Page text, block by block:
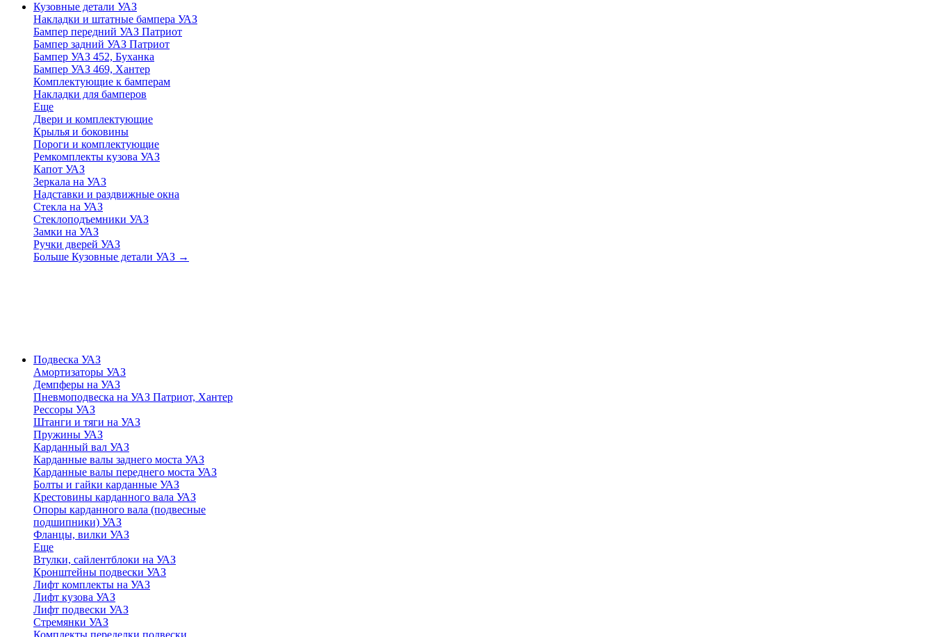
Кузовные детали УАЗ
Накладки и штатные бампера УАЗ
Бампер передний УАЗ Патриот
Бампер задний УАЗ Патриот
Бампер УАЗ 452, Буханка
Бампер УАЗ 469, Хантер
Комплектующие к бамперам
Накладки для бамперов
Еще
Двери и комплектующие
Крылья и боковины
Пороги и комплектующие
Ремкомплекты кузова УАЗ
Капот УАЗ
Зеркала на УАЗ
Надставки и раздвижные окна
Стекла на УАЗ
Стеклоподъемники УАЗ
Замки на УАЗ
Ручки дверей УАЗ
Больше Кузовные детали УАЗ →
Подвеска УАЗ
Амортизаторы УАЗ
Демпферы на УАЗ
Пневмоподвеска на УАЗ Патриот, Хантер
Рессоры УАЗ
Штанги и тяги на УАЗ
Пружины УАЗ
Карданный вал УАЗ
Карданные валы заднего моста УАЗ
Карданные валы переднего моста УАЗ
Болты и гайки карданные УАЗ
Крестовины карданного вала УАЗ
Опоры карданного вала (подвесные
подшипники) УАЗ
Фланцы, вилки УАЗ
Еще
Втулки, сайлентблоки на УАЗ
Кронштейны подвески УАЗ
Лифт комплекты на УАЗ
Лифт кузова УАЗ
Лифт подвески УАЗ
Стремянки УАЗ
Комплекты переделки подвески